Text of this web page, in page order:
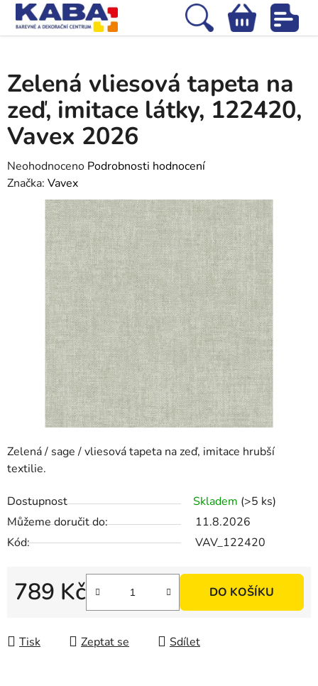
Přejít
obsah
Hledat
NÁKUPNÍ
Zelená / sage / vliesová tapeta na zeď, imitace hrubší
textilie.
Dostupnost Skladem (>5 ks)
Můžeme doručit do:
11.8.2026
Kód:
VAV_122420
789 Kč DO KOŠÍKU
Tisk Zeptat se Sdílet
Zelená vliesová tapeta na
zeď, imitace látky, 122420,
Vavex 2026
Průměrné
hodnocení
produktu
hvězdiček.
Neohodnoceno Podrobnosti hodnocení
Značka: Vavex